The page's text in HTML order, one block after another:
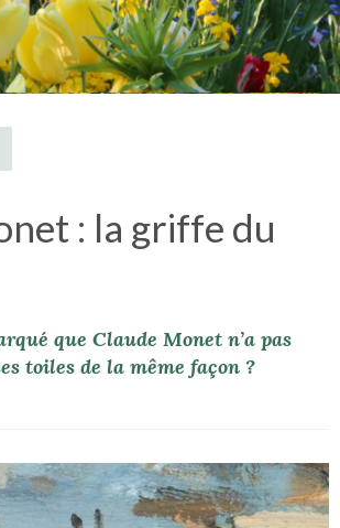
: la griffe du
que Claude Monet n’a pas
toiles de la même façon ?